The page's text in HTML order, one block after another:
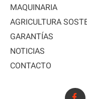
MAQUINARIA
AGRICULTURA
GARANTÍAS
NOTICIAS
CONTACTO